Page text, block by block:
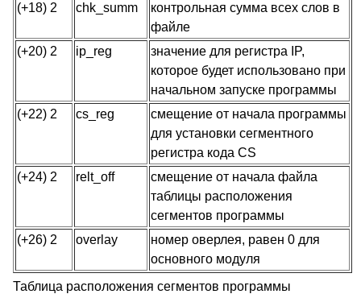
(+18) 2
chk_summ
контрольная сумма всех слов в
файле
(+20) 2
ip_reg
значение для регистра IP,
которое будет использовано при
начальном запуске программы
(+22) 2
cs_reg
смещение от начала программы
для установки сегментного
регистра кода CS
(+24) 2
relt_off
смещение от начала файла
таблицы расположения
сегментов программы
(+26) 2
overlay
номер оверлея, равен 0 для
основного модуля
Таблица расположения сегментов программы